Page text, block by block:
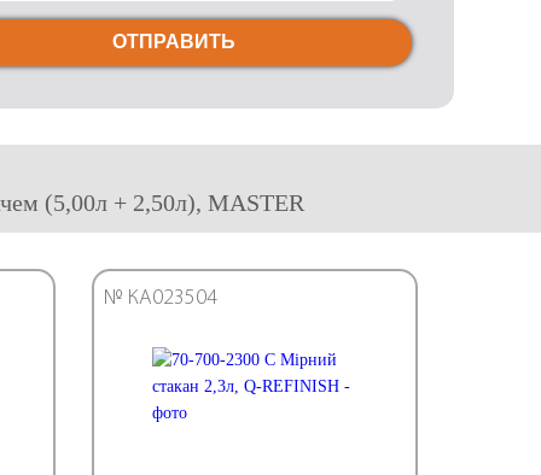
ОТПРАВИТЬ
(5,00л + 2,50л), MASTER
№ КА023504